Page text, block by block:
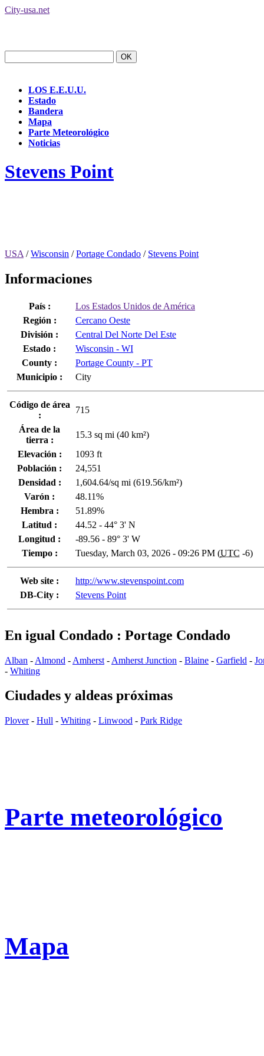
City-usa.net
LOS E.E.U.U.
Estado
Bandera
Mapa
Parte Meteorológico
Noticias
Stevens Point
USA /Wisconsin /Portage Condado / Stevens Point
Informaciones
País :
Los Estados Unidos de América
Región :
Cercano Oeste
División :
Central Del Norte Del Este
Estado :
Wisconsin - WI
County :
Portage County - PT
Municipio :
City
Código de área
:
715
Área de la
tierra :
15.3 sq mi (40 km²)
Elevación :
1093 ft
Población :
24,551
Densidad :
1,604.64/sq mi (619.56/km²)
Varón :
48.11%
Hembra :
51.89%
Latitud :
44.52 - 44° 3' N
Longitud :
-89.56 - 89° 3' W
Tiempo :
Tuesday, March 03, 2026 - 09:26 PM (UTC -6)
Web site :
http://www.stevenspoint.com
DB-City :
Stevens Point
En igual Condado : Portage Condado
Alban - Almond - Amherst - Amherst Junction - Blaine - Garfield -
- Whiting
Ciudades y aldeas próximas
Plover- Hull - Whiting - Linwood - Park Ridge
Parte meteorológico
Mapa